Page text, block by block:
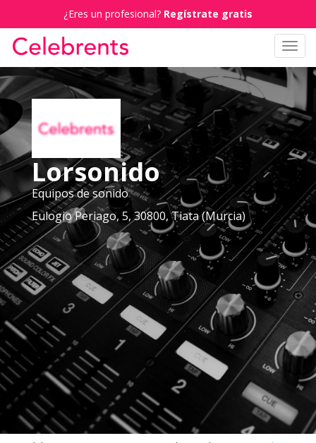
¿Eres un profesional? Regístrate gratis
Lorsonido
Equipos de sonido
Eulogio Periago, 5, 30800, Tiata (Murcia)